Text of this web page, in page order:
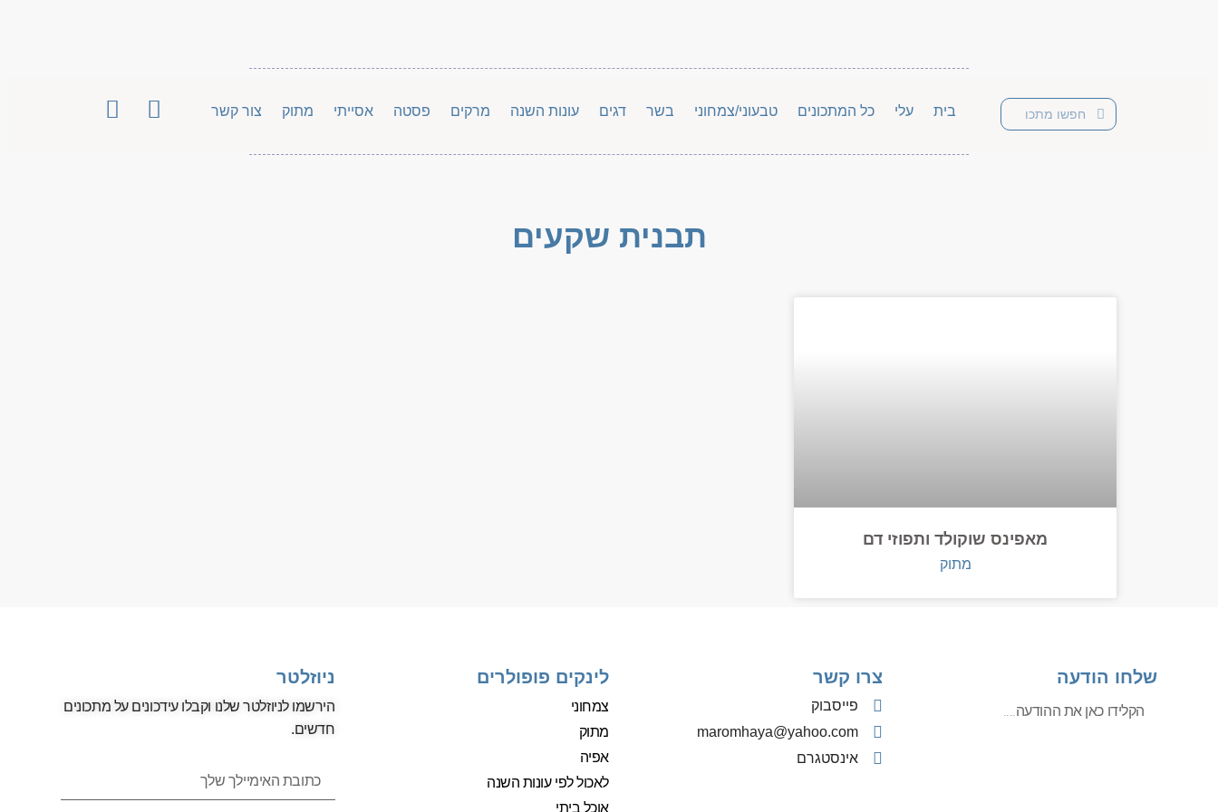
בית עלי כל המתכונים טבעוני/צמחוני בשר דגים עונות השנה מרקים פסטה אסייתי מתוק צור קשר
תבנית שקעים
מאפינס שוקולד ותפוזי דם
מתוק
שלחו הודעה צרו קשר
פייסבוק
‫maromhaya@yahoo.com
אינסטגרם
לינקים פופולרים
צמחוני
מתוק
אפיה
לאכול לפי עונות השנה
אוכל ביתי
ניוזלטר
הירשמו לניוזלטר שלנו וקבלו עידכונים על מתכונים
חדשים.